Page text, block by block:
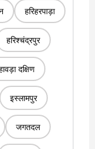
हरिहरपाड़ा
हरिश्चंद्रपुर
दक्षिण
इस्लामपुर
जगतदल